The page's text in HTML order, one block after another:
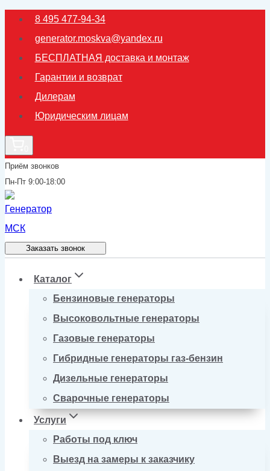
Перейти
содержимому
8 495 477-94-34
generator.moskva@yandex.ru
БЕСПЛАТНАЯ доставка и монтаж
Гарантии и возврат
Дилерам
Юридическим лицам
Приём звонков
Пн-Пт 9:00-18:00
Заказать звонок
Каталог
Бензиновые генераторы
Высоковольтные генераторы
Газовые генераторы
Гибридные генераторы газ-бензин
Дизельные генераторы
Сварочные генераторы
Услуги
Работы под ключ
Выезд на замеры к заказчику